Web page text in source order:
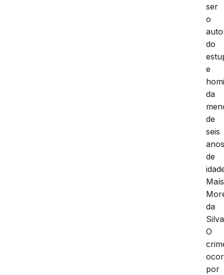
ser
o
do
e
da
de
seis
de
da
O
por